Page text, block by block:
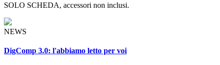
SOLO SCHEDA, accessori non inclusi.
NEWS
DigComp 3.0: l'abbiamo letto per voi